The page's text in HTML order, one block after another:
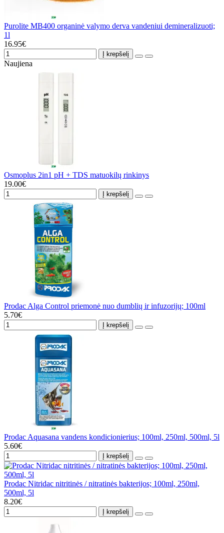
Purolite MB400 organinė valymo derva vandeniui demineralizuoti;
1l
16.95€
Į krepšelį
Naujiena
Osmoplus 2in1 pH + TDS matuokilų rinkinys
19.00€
Į krepšelį
Prodac Alga Control priemonė nuo dumblių ir infuzorijų; 100ml
5.70€
Į krepšelį
Prodac Aquasana vandens kondicionierius; 100ml, 250ml, 500ml, 5l
5.60€
Į krepšelį
Prodac Nitridac nitritinės / nitratinės bakterijos; 100ml, 250ml,
500ml, 5l
8.20€
Į krepšelį